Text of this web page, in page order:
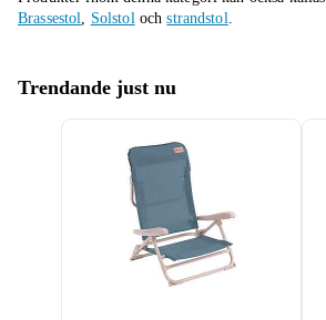
Brassestol, Solstolochstrandstol.
Trendande just nu